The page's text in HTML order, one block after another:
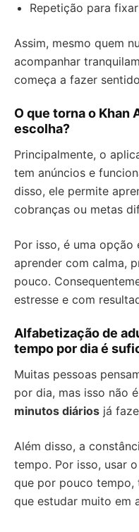
Repetição para
Assim, mesmo quem
acompanhar
começa a fazer
O que torna o Khan
escolha?
Principalmente, o
tem anúncios e
disso, ele permite
cobranças ou metas
Por isso, é uma
aprender com calma,
pouco.
estresse e com
Alfabetização de
tempo por dia é
Muitas pessoas
por dia, mas isso não
minutos diários já
Além disso, a
tempo. Por isso, usar
que por pouco tempo,
que estudar muito em